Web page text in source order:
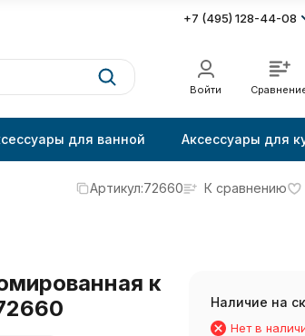
+7 (495) 128-44-08
Войти
для ванной Аксессуары для
Артикул:72660 К сравнению
к
Наличие на
Нет в